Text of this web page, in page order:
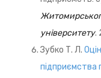
університету.
Зубко Т. Л.
підприємства